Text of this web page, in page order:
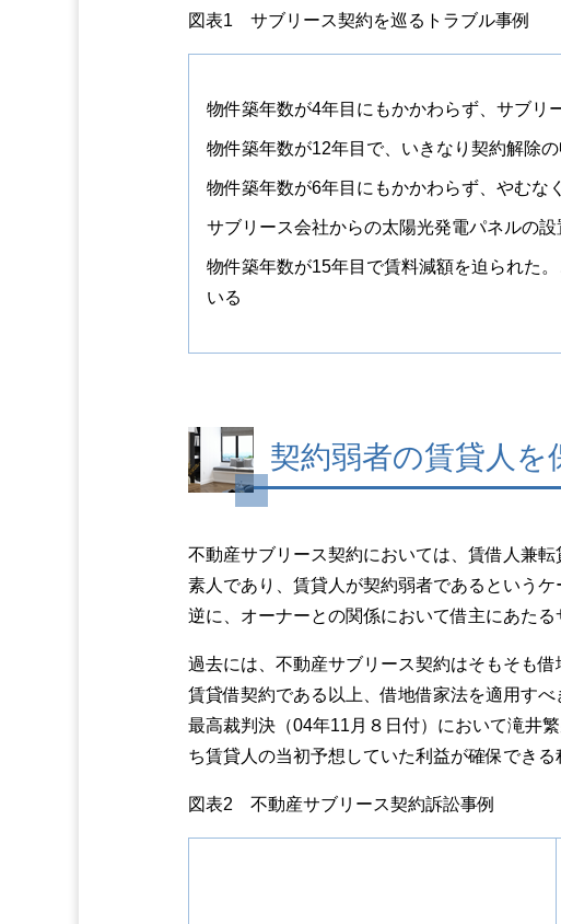
図表1 サブリース契約を巡るトラブル事例
物件築年数が4年目にもかかわらず、サブリ
物件築年数が12年目で、いきなり契約解除
物件築年数が6年目にもかかわらず、やむな
サブリース会社からの太陽光発電パネルの
物件築年数が15年目で賃料減額を迫られた
いる
契約弱者の賃貸人
不動産サブリース契約においては、賃借人兼
素人であり、賃貸人が契約弱者であるという
逆に、オーナーとの関係において借主にあた
過去には、不動産サブリース契約はそもそも
賃貸借契約である以上、借地借家法を適用す
最高裁判決（04年11月８日付）において滝井
ち賃貸人の当初予想していた利益が確保でき
図表2 不動産サブリース契約訴訟事例